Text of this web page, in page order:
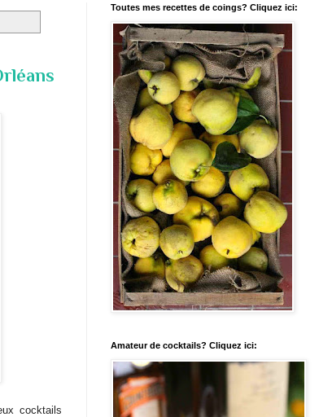
cocktails
Toutes mes recettes de coings? Cliquez ici:
Amateur de cocktails? Cliquez ici: